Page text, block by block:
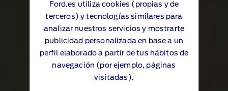
Ford.es utiliza cookies (propias y de
terceros) y tecnologías similares para
analizar nuestros servicios y mostrarte
publicidad personalizada en base a un
perfil elaborado a partir de tus hábitos de
navegación (por ejemplo, páginas
visitadas).